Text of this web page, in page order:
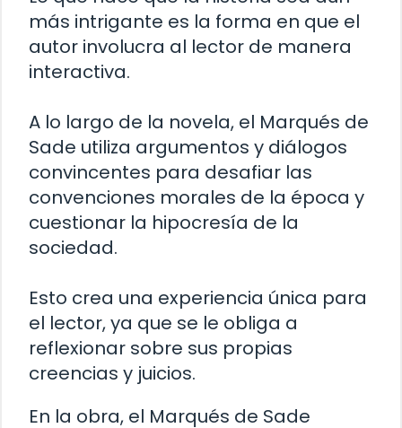
más intrigante es la forma en que el
autor involucra al lector de manera
interactiva.
A lo largo de la novela, el Marqués de
Sade utiliza argumentos y diálogos
convincentes para desafiar las
convenciones morales de la época y
cuestionar la hipocresía de la
sociedad.
Esto crea una experiencia única para
el lector, ya que se le obliga a
reflexionar sobre sus propias
creencias y juicios.
En la obra, el Marqués de Sade